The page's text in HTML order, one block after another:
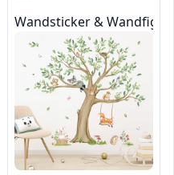
Wandsticker &